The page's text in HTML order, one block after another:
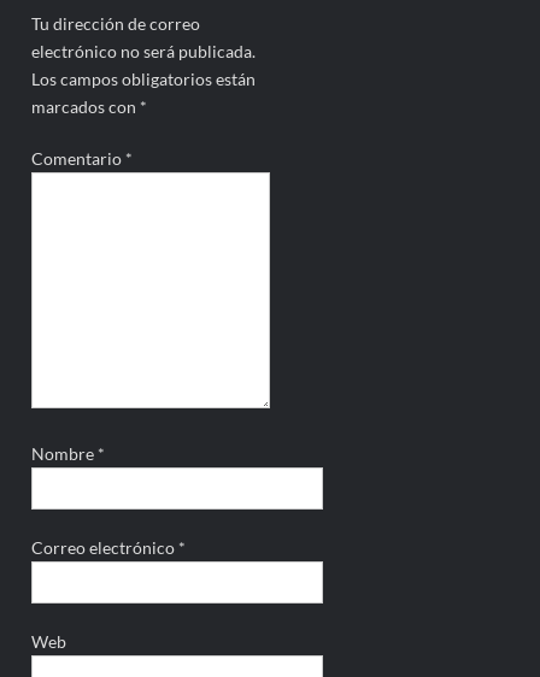
Tu dirección de correo
electrónico no será publicada.
Los campos obligatorios están
marcados con *
Comentario *
Nombre *
Correo electrónico *
Web